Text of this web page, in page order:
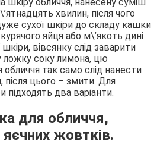
шкіру обличчя, нанесену суміш
хвилин, після чого
сухої шкіри до складу кашки
яйця або м\’якоть дині
вівсянку слід заварити
ложку соку лимона, цю
так само слід нанести
після цього – змити. Для
підходять два варіанти.
для обличчя,
жовтків.